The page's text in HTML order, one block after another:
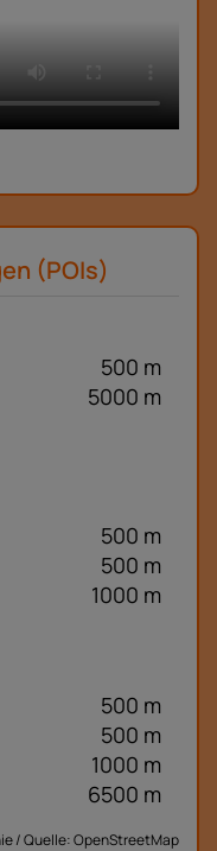
(POIs)
500 m
5000 m
500 m
500 m
1000 m
500 m
500 m
1000 m
6500 m
/ Quelle: OpenStreetMap